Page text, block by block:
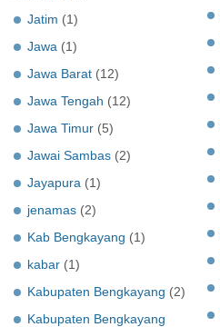
Jatim (1)
Jawa (1)
Jawa Barat (12)
Jawa Tengah (12)
Jawa Timur (5)
Jawai Sambas (2)
Jayapura (1)
jenamas (2)
Kab Bengkayang (1)
kabar (1)
Kabupaten Bengkayang (2)
Kabupaten Bengkayang